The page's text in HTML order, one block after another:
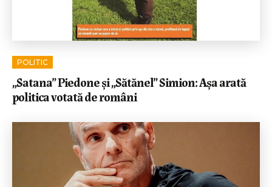
POLITIC
„Satana” Piedone și „Sătănel” Simion: Așa arată
politica votată de români